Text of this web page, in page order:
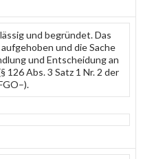
und begründet. Das
und die Sache
und Entscheidung an
126 Abs. 3 Satz 1 Nr. 2 der